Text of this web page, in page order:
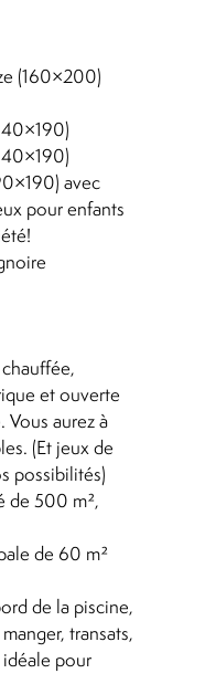
(160×200)
avec
pour enfants
et ouverte
aurez à
(Et jeux de
possibilités)
de 500 m²,
de 60 m²
de la piscine,
transats,
pour